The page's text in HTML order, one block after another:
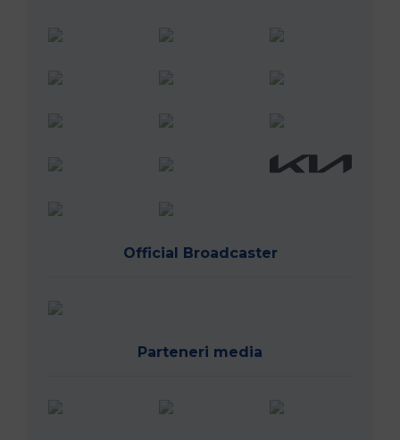
Official Broadcaster
Parteneri media